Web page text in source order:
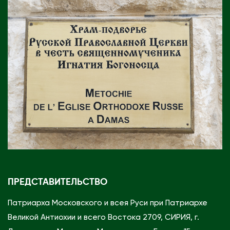
ПРЕДСТАВИТЕЛЬСТВО
Патриарха Московского и всея Руси при Патриархе
Великой Антиохии и всего Востока 2709, СИРИЯ, г.